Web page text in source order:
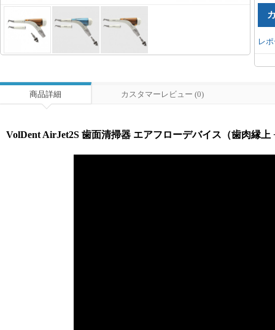
レ
商品詳細 カスタマーレビュー (0)
VolDent AirJet2S 歯面清掃器 エアフローデバイス（歯肉縁上